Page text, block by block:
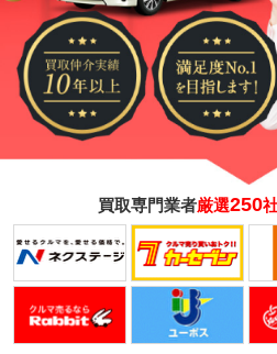
買取専門業者厳選250